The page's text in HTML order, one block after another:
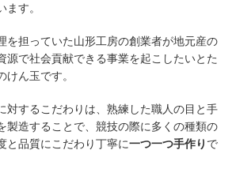
す。
を担っていた山形工房の創業者が地元産の
源で社会貢献できる事業を起こしたいとた
ん玉です。
対するこだわりは、熟練した職人の目と手
製造することで、競技の際に多くの種類の
と品質にこだわり丁寧に一つ一つ手作り で